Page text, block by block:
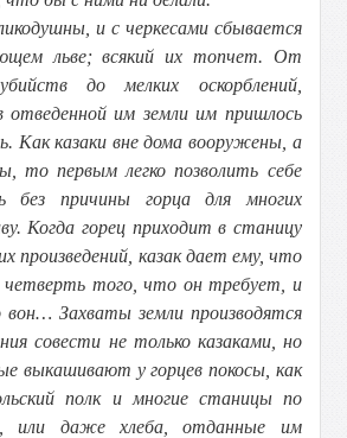
и с черкесами сбывается
льве; всякий их топчет. От
до мелких оскорблений,
отведенной им земли им пришлось
Как казаки вне дома вооружены, а
то первым легко позволить себе
без причины горца для многих
Когда горец приходит в станицу
произведений, казак дает ему, что
четверть того, что он требует, и
вон… Захваты земли производятся
совести не только казаками, но
выкашивают у горцев покосы, как
полк и многие станицы по
или даже хлеба, отданные им